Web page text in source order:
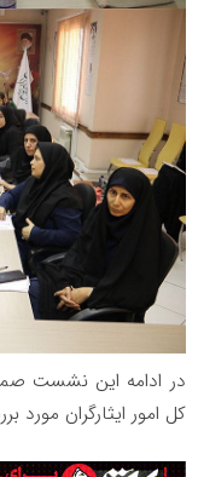
در ادامه این نشست
کل امور ایثارگران مورد